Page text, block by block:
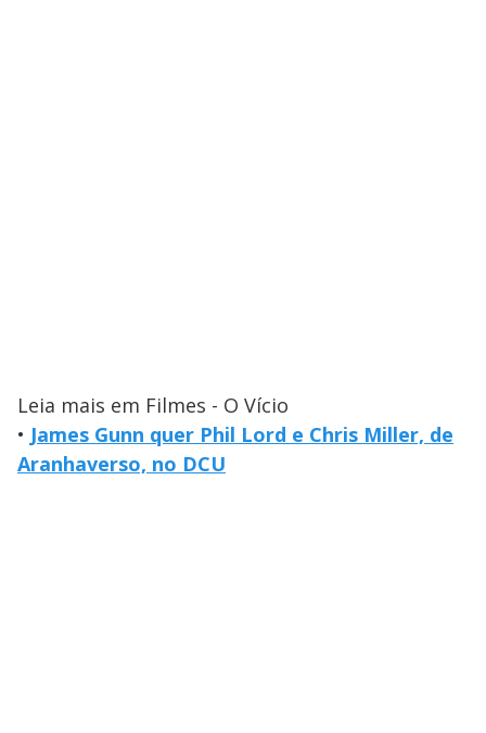
Leia mais em Filmes - O Vício
• James Gunn quer Phil Lord e Chris Miller, de
Aranhaverso, no DCU